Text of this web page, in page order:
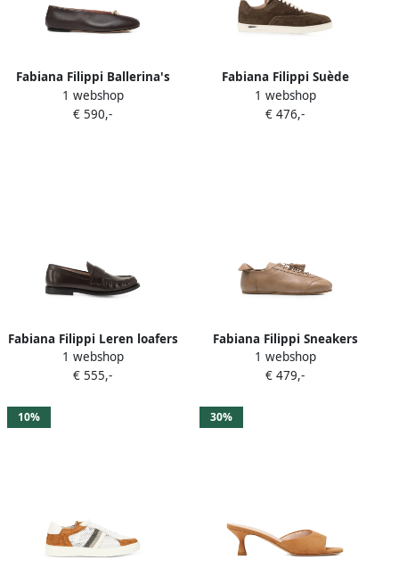
Fabiana Filippi Ballerina's
met geknoopt detail Bruin
1 webshop
€ 590,-
Fabiana Filippi Suède
sneakers met metallic
afwerking Bruin
1 webshop
€ 476,-
Fabiana Filippi Leren loafers
Bruin
1 webshop
€ 555,-
Fabiana Filippi Sneakers
met kwastje Bruin
1 webshop
€ 479,-
10% 30%